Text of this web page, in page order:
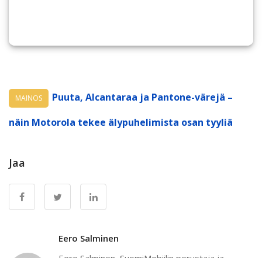
MAINOS
Puuta, Alcantaraa ja Pantone-värejä –
näin Motorola tekee älypuhelimista osan tyyliä
Jaa
Eero Salminen